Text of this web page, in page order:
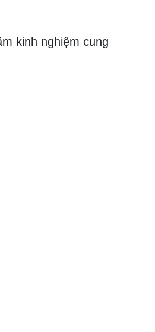
kinh nghiệm cung